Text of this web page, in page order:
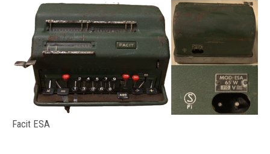
Facit ESA